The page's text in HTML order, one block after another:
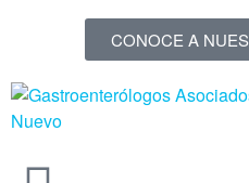
CONOCE A